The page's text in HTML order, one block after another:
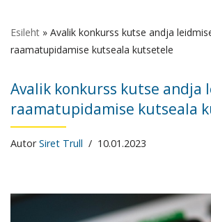
Esileht » Avalik konkurss kutse andja
raamatupidamise kutseala kutsetele
Avalik konkurss kutse andja
raamatupidamise kutseala
AutorSiret Trull 10.01.2023